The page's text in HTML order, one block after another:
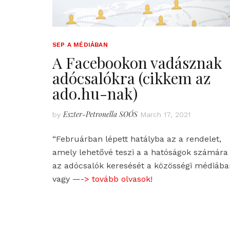
SEP A MÉDIÁBAN
A Facebookon vadásznak
adócsalókra (cikkem az
ado.hu-nak)
by Eszter-Petronella SOÓS March 17, 2021
“Februárban lépett hatályba az a rendelet,
amely lehetővé teszi a a hatóságok számára
az adócsalók keresését a közösségi
vagy —-> tovább olvasok!